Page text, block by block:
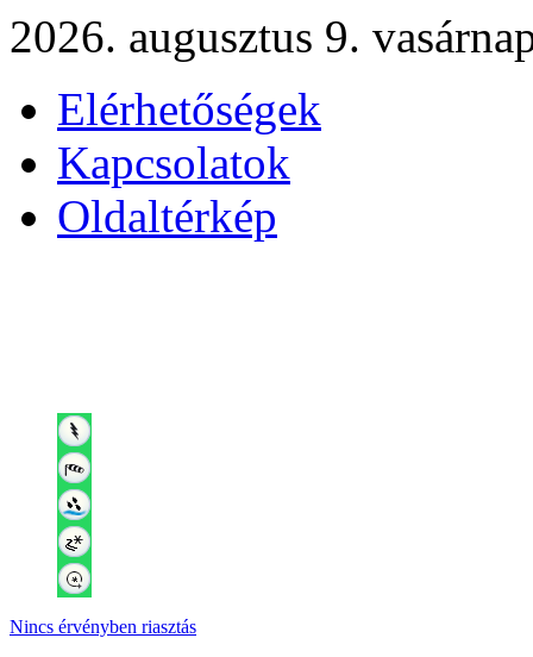
2026. augusztus 9.
Elérhetőségek
Kapcsolatok
Oldaltérkép
Nincs érvényben riasztás